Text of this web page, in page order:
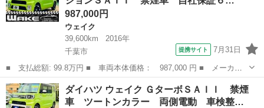
987,000円
ウェイク
39,600km
2016年
千葉市
提携サイト 7月31日
■ 支払総額: 99.8万円 ■ 車両本体価格： 987,000 円 ■ メーカー
名： ダイハツ ■ 車種名： ウェイク ■ グレード名： Ｇター
ボ レジャーエディションＳＡＩＩ 禁煙車 自社保証６か月付 両
側電動スライド...
千葉 千葉市 ウェイク
ダイハツ ウェイク ＧターボＳＡＩＩ 禁煙
車 ツートンカラー 両側電動 車検整…